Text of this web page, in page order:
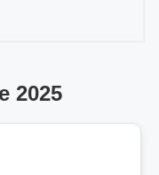
2025